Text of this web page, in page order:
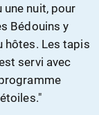
nuit, pour
Bédouins y
hôtes. Les tapis
servi avec